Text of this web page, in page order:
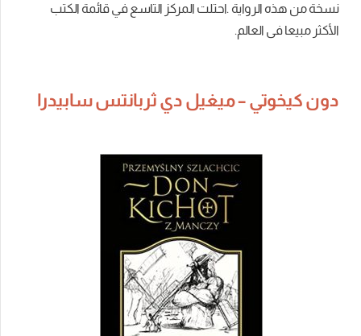
نسخة من هذه الرواية .احتلت المركز التاسع في قائمة الكتب
الأكثر مبيعا فى العالم.
دون كيخوتي – ميغيل دي ثربانتس سابيدرا